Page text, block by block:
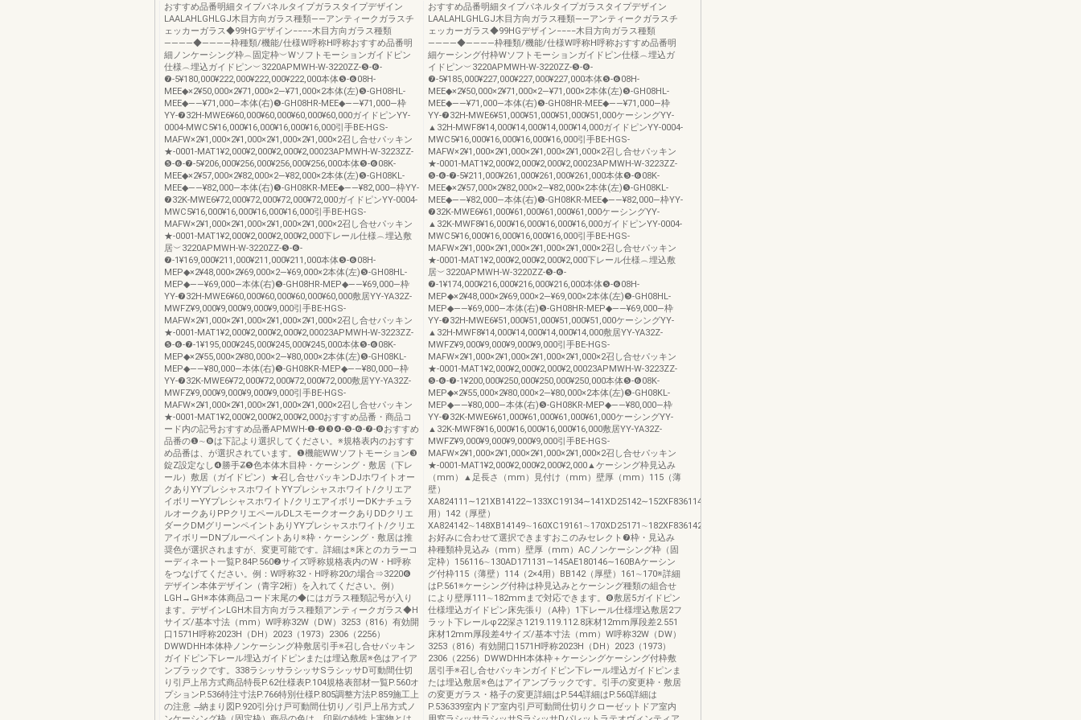
おすすめ品番明細タイプパネルタイプガラスタイプデザイン
LAALAHLGHLGJ木目方向ガラス種類――アンティークガラスチ
ェッカーガラス◆99HGデザイン−−−−木目方向ガラス種類
――――◆――――枠種類/機能/仕様W呼称H呼称おすすめ品番明
細ノンケーシング枠︵固定枠︶Wソフトモーションガイドピン
仕様︵埋込ガイドピン︶3220APMWH-W-3220ZZ-❺-❻-
❼-5¥180,000¥222,000¥222,000¥222,000本体❺-❻08H-
MEE◆×2¥50,000×2¥71,000×2―¥71,000×2本体(左)❺-GH08HL-
MEE◆――¥71,000―本体(右)❺-GH08HR-MEE◆――¥71,000―枠
YY-❼32H-MWE6¥60,000¥60,000¥60,000¥60,000ガイドピンYY-
0004-MWC5¥16,000¥16,000¥16,000¥16,000引手BE-HGS-
MAFW×2¥1,000×2¥1,000×2¥1,000×2¥1,000×2召し合せパッキン
★-0001-MAT1¥2,000¥2,000¥2,000¥2,00023APMWH-W-3223ZZ-
❺-❻-❼-5¥206,000¥256,000¥256,000¥256,000本体❺-❻08K-
MEE◆×2¥57,000×2¥82,000×2―¥82,000×2本体(左)❺-GH08KL-
MEE◆――¥82,000―本体(右)❺-GH08KR-MEE◆――¥82,000―枠YY-
❼32K-MWE6¥72,000¥72,000¥72,000¥72,000ガイドピンYY-0004-
MWC5¥16,000¥16,000¥16,000¥16,000引手BE-HGS-
MAFW×2¥1,000×2¥1,000×2¥1,000×2¥1,000×2召し合せパッキン
★-0001-MAT1¥2,000¥2,000¥2,000¥2,000下レール仕様︵埋込敷
居︶3220APMWH-W-3220ZZ-❺-❻-
❼-1¥169,000¥211,000¥211,000¥211,000本体❺-❻08H-
MEP◆×2¥48,000×2¥69,000×2―¥69,000×2本体(左)❺-GH08HL-
MEP◆――¥69,000―本体(右)❺-GH08HR-MEP◆――¥69,000―枠
YY-❼32H-MWE6¥60,000¥60,000¥60,000¥60,000敷居YY-YA32Z-
MWFZ¥9,000¥9,000¥9,000¥9,000引手BE-HGS-
MAFW×2¥1,000×2¥1,000×2¥1,000×2¥1,000×2召し合せパッキン
★-0001-MAT1¥2,000¥2,000¥2,000¥2,00023APMWH-W-3223ZZ-
❺-❻-❼-1¥195,000¥245,000¥245,000¥245,000本体❺-❻08K-
MEP◆×2¥55,000×2¥80,000×2―¥80,000×2本体(左)❺-GH08KL-
MEP◆――¥80,000―本体(右)❺-GH08KR-MEP◆――¥80,000―枠
YY-❼32K-MWE6¥72,000¥72,000¥72,000¥72,000敷居YY-YA32Z-
MWFZ¥9,000¥9,000¥9,000¥9,000引手BE-HGS-
MAFW×2¥1,000×2¥1,000×2¥1,000×2¥1,000×2召し合せパッキン
★-0001-MAT1¥2,000¥2,000¥2,000¥2,000おすすめ品番・商品コ
ード内の記号おすすめ品番APMWH-❶-❷❸❹-❺-❻-❼-❽おすすめ
品番の❶∼❽は下記より選択してください。※規格表内のおすす
め品番は、が選択されています。❶機能WWソフトモーション❸
錠Z設定なし❹勝手Z̶❺色本体木目枠・ケーシング・敷居（下レ
ール）敷居（ガイドピン）★召し合せパッキンDJホワイトオー
クありYYプレシャスホワイトYYプレシャスホワイト/クリエア
イボリーYYプレシャスホワイト/クリエアイボリーDKナチュラ
ルオークありPPクリエペールDLスモークオークありDDクリエ
ダークDMグリーンペイントありYYプレシャスホワイト/クリエ
アイボリーDNブルーペイントあり※枠・ケーシング・敷居は推
奨色が選択されますが、変更可能です。詳細は※床とのカラーコ
ーディネート一覧P.84P.560❷サイズ呼称規格表内のW・H呼称
をつなげてください。例：W呼称32・H呼称20の場合⇒3220❻
デザイン本体デザイン（青字2桁）を入れてください。例）
LGH→GH※本体商品コード末尾の◆にはガラス種類記号が入り
ます。デザインLGH木目方向ガラス種類アンティークガラス◆H
サイズ/基本寸法（mm）W呼称32W（DW）3253（816）有効開
口1571H呼称2023H（DH）2023（1973）2306（2256）
DWWDHH本体枠ノンケーシング枠敷居引手※召し合せパッキン
ガイドピン下レール埋込ガイドピンまたは埋込敷居※色はアイア
ンブラックです。338ラシッサラシッサSラシッサD可動間仕切
り引戸上吊方式商品特長P.62仕様表P.104規格表部材一覧P.560オ
プションP.536特注寸法P.766特別仕様P.805調整方法P.859施工上
の注意 ̶納まり図P.920引分け戸可動間仕切り／引戸上吊方式ノ
おすすめ品番明細タイプパネルタイプガラスタイプデザイン
LAALAHLGHLGJ木目方向ガラス種類――アンティークガラスチ
ェッカーガラス◆99HGデザイン−−−−木目方向ガラス種類
――――◆――――枠種類/機能/仕様W呼称H呼称おすすめ品番明
細ケーシング付枠Wソフトモーションガイドピン仕様︵埋込ガ
イドピン︶3220APMWH-W-3220ZZ-❺-❻-
❼-5¥185,000¥227,000¥227,000¥227,000本体❺-❻08H-
MEE◆×2¥50,000×2¥71,000×2―¥71,000×2本体(左)❺-GH08HL-
MEE◆――¥71,000―本体(右)❺-GH08HR-MEE◆――¥71,000―枠
YY-❼32H-MWE6¥51,000¥51,000¥51,000¥51,000ケーシングYY-
▲32H-MWF8¥14,000¥14,000¥14,000¥14,000ガイドピンYY-0004-
MWC5¥16,000¥16,000¥16,000¥16,000引手BE-HGS-
MAFW×2¥1,000×2¥1,000×2¥1,000×2¥1,000×2召し合せパッキン
★-0001-MAT1¥2,000¥2,000¥2,000¥2,00023APMWH-W-3223ZZ-
❺-❻-❼-5¥211,000¥261,000¥261,000¥261,000本体❺-❻08K-
MEE◆×2¥57,000×2¥82,000×2―¥82,000×2本体(左)❺-GH08KL-
MEE◆――¥82,000―本体(右)❺-GH08KR-MEE◆――¥82,000―枠YY-
❼32K-MWE6¥61,000¥61,000¥61,000¥61,000ケーシングYY-
▲32K-MWF8¥16,000¥16,000¥16,000¥16,000ガイドピンYY-0004-
MWC5¥16,000¥16,000¥16,000¥16,000引手BE-HGS-
MAFW×2¥1,000×2¥1,000×2¥1,000×2¥1,000×2召し合せパッキン
★-0001-MAT1¥2,000¥2,000¥2,000¥2,000下レール仕様︵埋込敷
居︶3220APMWH-W-3220ZZ-❺-❻-
❼-1¥174,000¥216,000¥216,000¥216,000本体❺-❻08H-
MEP◆×2¥48,000×2¥69,000×2―¥69,000×2本体(左)❺-GH08HL-
MEP◆――¥69,000―本体(右)❺-GH08HR-MEP◆――¥69,000―枠
YY-❼32H-MWE6¥51,000¥51,000¥51,000¥51,000ケーシングYY-
▲32H-MWF8¥14,000¥14,000¥14,000¥14,000敷居YY-YA32Z-
MWFZ¥9,000¥9,000¥9,000¥9,000引手BE-HGS-
MAFW×2¥1,000×2¥1,000×2¥1,000×2¥1,000×2召し合せパッキン
★-0001-MAT1¥2,000¥2,000¥2,000¥2,00023APMWH-W-3223ZZ-
❺-❻-❼-1¥200,000¥250,000¥250,000¥250,000本体❺-❻08K-
MEP◆×2¥55,000×2¥80,000×2―¥80,000×2本体(左)❺-GH08KL-
MEP◆――¥80,000―本体(右)❺-GH08KR-MEP◆――¥80,000―枠
YY-❼32K-MWE6¥61,000¥61,000¥61,000¥61,000ケーシングYY-
▲32K-MWF8¥16,000¥16,000¥16,000¥16,000敷居YY-YA32Z-
MWFZ¥9,000¥9,000¥9,000¥9,000引手BE-HGS-
MAFW×2¥1,000×2¥1,000×2¥1,000×2¥1,000×2召し合せパッキン
★-0001-MAT1¥2,000¥2,000¥2,000¥2,000▲ケーシング枠見込み
（mm）▲足長さ（mm）見付け（mm）壁厚（mm）115（薄
壁）
XA824111∼121XB14122∼133XC19134∼141XD25142∼152XF836114（2×4
用）142（厚壁）
XA824142∼148XB14149∼160XC19161∼170XD25171∼182XF836142∼148
お好みに合わせて選択できますおこのみセレクト❼枠・見込み
枠種類枠見込み（mm）壁厚（mm）ACノンケーシング枠（固
定枠）156116∼130AD171131∼145AE180146∼160BAケーシン
グ付枠115（薄壁）114（2×4用）BB142（厚壁）161∼170※詳細
はP.561※ケーシング付枠は枠見込みとケーシング種類の組合せ
により壁厚111∼182mmまで対応できます。❽敷居5ガイドピン
仕様埋込ガイドピン床先張り（A枠）1下レール仕様埋込敷居2フ
ラット下レールφ22深さ1219.119.112.8床材12mm厚段差2.551
床材12mm厚段差4サイズ/基本寸法（mm）W呼称32W（DW）
3253（816）有効開口1571H呼称2023H（DH）2023（1973）
2306（2256）DWWDHH本体枠＋ケーシングケーシング付枠敷
居引手※召し合せパッキンガイドピン下レール埋込ガイドピンま
たは埋込敷居※色はアイアンブラックです。引手の変更枠・敷居
の変更ガラス・格子の変更詳細はP.544詳細はP.560詳細は
P.536339室内ドア室内引戸可動間仕切りクローゼットドア室内